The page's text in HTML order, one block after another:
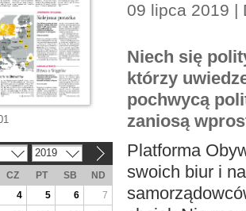
09 lipca 2019 |
Niech się
którzy
pochwycą
zaniosą
Platforma
swoich biur i
2019
CZ PT SB
ND
4 5 6
7